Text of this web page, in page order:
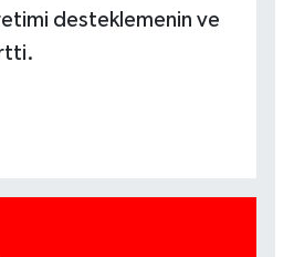
desteklemenin ve